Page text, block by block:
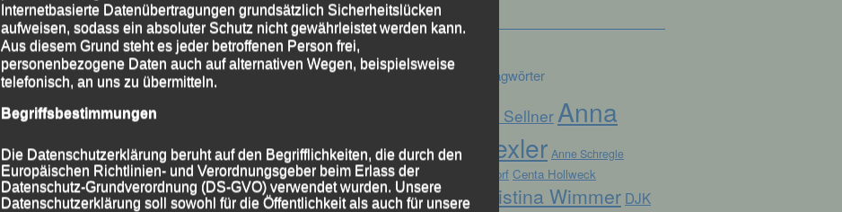
Schlagwörter
Alex Sellner Anna
Drexler Anne Schregle
Arnstorf Centa Hollweck
Christina Wimmer DJK
Internetbasierte Datenübertragungen grundsätzlich Sicherheitslücken
aufweisen, sodass ein absoluter Schutz nicht gewährleistet werden kann.
Aus diesem Grund steht es jeder betroffenen Person frei,
personenbezogene Daten auch auf alternativen Wegen, beispielsweise
telefonisch, an uns zu übermitteln.
Begriffsbestimmungen
Die Datenschutzerklärung beruht auf den Begrifflichkeiten, die durch den
Europäischen Richtlinien- und Verordnungsgeber beim Erlass der
Datenschutz-Grundverordnung (DS-GVO) verwendet wurden. Unsere
Datenschutzerklärung soll sowohl für die Öffentlichkeit als auch für unsere